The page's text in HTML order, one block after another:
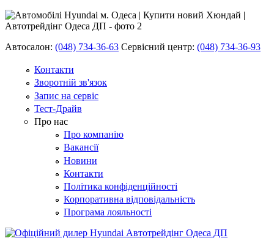
Автосалон: (048) 734-36-63 Сервісний центр: (048) 734-36-93
Контакти
Зворотній зв'язок
Запис на сервіс
Тест-Драйв
Про нас
Про компанію
Вакансії
Новини
Контакти
Політика конфіденційності
Корпоративна відповідальність
Програма лояльності